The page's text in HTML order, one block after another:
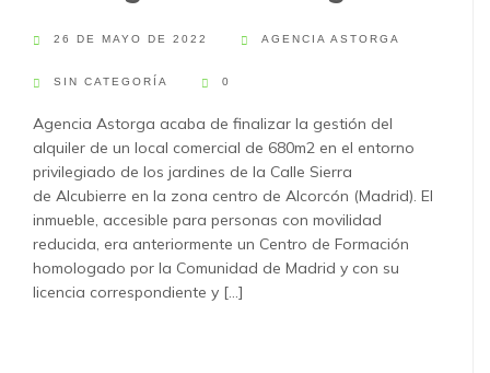
26 DE MAYO DE 2022 AGENCIA ASTORGA
SIN CATEGORÍA 0
Agencia Astorga acaba de finalizar la gestión del
alquiler de un local comercial de 680m2 en el entorno
privilegiado de los jardines de la Calle Sierra
de Alcubierre en la zona centro de Alcorcón (Madrid). ​El
inmueble, accesible para personas con movilidad
reducida, era anteriormente un Centro de Formación
homologado por la Comunidad de Madrid y con su
licencia correspondiente y [...]